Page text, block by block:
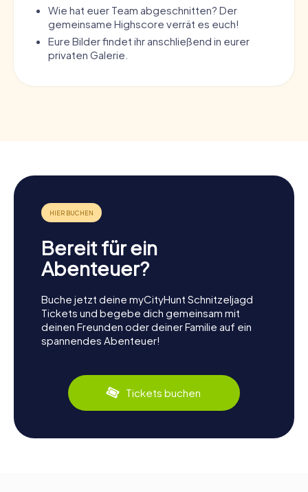
Wie hat euer Team abgeschnitten? Der
gemeinsame Highscore verrät es euch!
Eure Bilder findet ihr anschließend in eurer
privaten Galerie.
Bereit für ein
Abenteuer?
Buche jetzt deine myCityHunt Schnitzeljagd
Tickets und begebe dich gemeinsam mit
deinen Freunden oder deiner Familie auf ein
spannendes Abenteuer!
Tickets buchen